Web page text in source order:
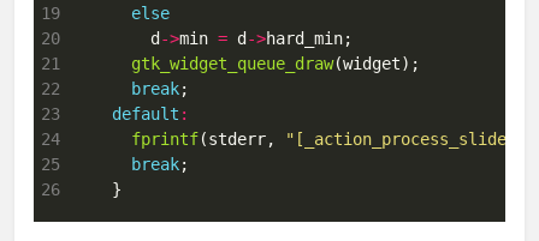
19
else
20
        d
->min = d ->
21
gtk_widget_queue_draw
22
break
23
default :
24
fprintf(stderr,
25
break
26
    }